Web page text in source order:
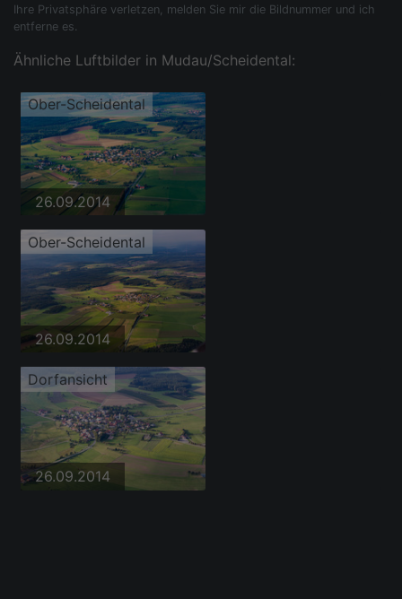
Ihre Privatsphäre verletzen, melden Sie mir die Bildnummer und ich
entferne es.
Ähnliche Luftbilder in Mudau/Scheidental:
Ober-Scheidental
26.09.2014
Ober-Scheidental
26.09.2014
Dorfansicht
26.09.2014